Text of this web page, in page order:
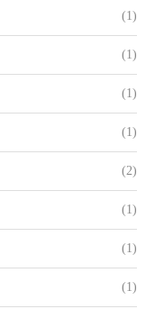
(1)
(1)
(1)
(1)
(2)
(1)
(1)
(1)